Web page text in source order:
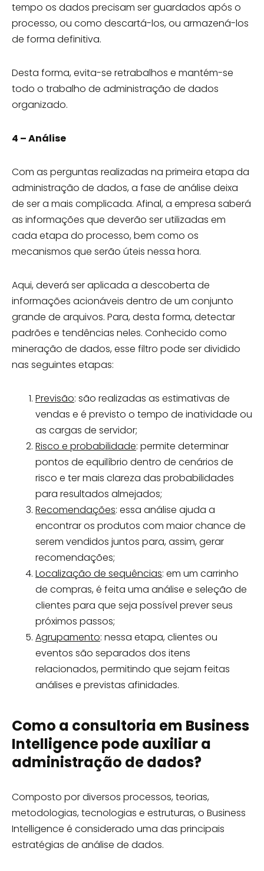
tempo os dados precisam ser guardados após o
processo, ou como descartá-los, ou armazená-los
de forma definitiva.
Desta forma, evita-se retrabalhos e mantém-se
todo o trabalho de administração de dados
organizado.
4 – Análise
Com as perguntas realizadas na primeira etapa da
administração de dados, a fase de análise deixa
de ser a mais complicada. Afinal, a empresa saberá
as informações que deverão ser utilizadas em
cada etapa do processo, bem como os
mecanismos que serão úteis nessa hora.
Aqui, deverá ser aplicada a descoberta de
informações acionáveis dentro de um conjunto
grande de arquivos. Para, desta forma, detectar
padrões e tendências neles. Conhecido como
mineração de dados, esse filtro pode ser dividido
nas seguintes etapas:
Previsão: são realizadas as estimativas de
vendas e é previsto o tempo de inatividade ou
as cargas de servidor;
Risco e probabilidade: permite determinar
pontos de equilíbrio dentro de cenários de
risco e ter mais clareza das probabilidades
para resultados almejados;
Recomendações: essa análise ajuda a
encontrar os produtos com maior chance de
serem vendidos juntos para, assim, gerar
recomendações;
Localização de sequências: em um carrinho
de compras, é feita uma análise e seleção de
clientes para que seja possível prever seus
próximos passos;
Agrupamento: nessa etapa, clientes ou
eventos são separados dos itens
relacionados, permitindo que sejam feitas
análises e previstas afinidades.
Como a consultoria em Business
Intelligence pode auxiliar a
administração de dados?
Composto por diversos processos, teorias,
metodologias, tecnologias e estruturas, o Business
Intelligence é considerado uma das principais
estratégias de análise de dados.